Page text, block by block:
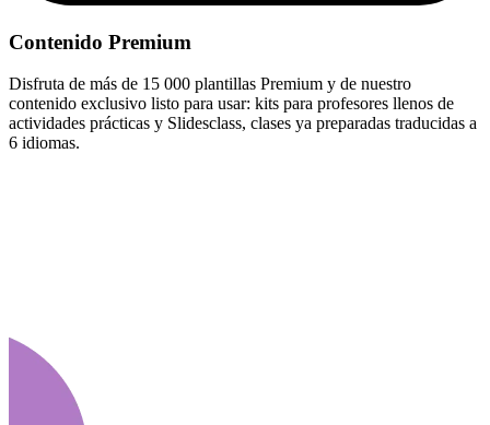
Contenido Premium
Disfruta de más de 15 000 plantillas Premium y de nuestro
contenido exclusivo listo para usar: kits para profesores llenos de
actividades prácticas y Slidesclass, clases ya preparadas traducidas a
6 idiomas.